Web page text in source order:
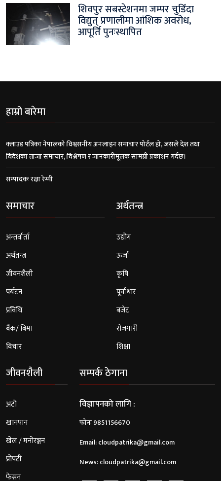
शिवपुर सबस्टेशनमा जम्पर चुडिँदा
विद्युत् प्रणालीमा आंशिक अवरोध,
आपूर्ति पुनःस्थापित
हाम्रो बारेमा
क्लाउड पत्रिका नेपालको विश्वसनीय अनलाइन समाचार पोर्टल हो, जसले देश तथा
विदेशका ताजा समाचार, विश्लेषण र जानकारीमूलक सामग्री प्रकाशन गर्दछ।
सम्पादकः रक्षा रेग्मी
समाचार
अन्तर्वार्ता
अर्थतन्त्र
जीवनशैली
पर्यटन
प्रविधि
बैंक/ बिमा
विचार
अर्थतन्त्र
उद्योग
ऊर्जा
कृषि
पूर्वाधार
बजेट
रोजगारी
शिक्षा
जीवनशैली
अटो
खानपान
खेल / मनोरञ्जन
प्रोपटी
फेसन
सम्पर्क ठेगाना
विज्ञापनको लागि :
फोनः 9851156670
Email:cloudpatrika@gmail.com
News:cloudpatrika@gmail.com